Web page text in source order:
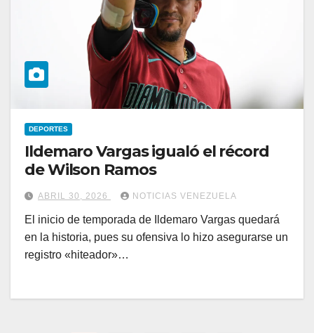
DEPORTES
Ildemaro Vargas igualó el récord
de Wilson Ramos
ABRIL 30, 2026 NOTICIAS VENEZUELA
El inicio de temporada de Ildemaro Vargas quedará
en la historia, pues su ofensiva lo hizo asegurarse un
registro «hiteador»…